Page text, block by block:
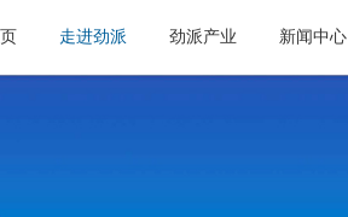
走进劲派 劲派产业 新闻中心